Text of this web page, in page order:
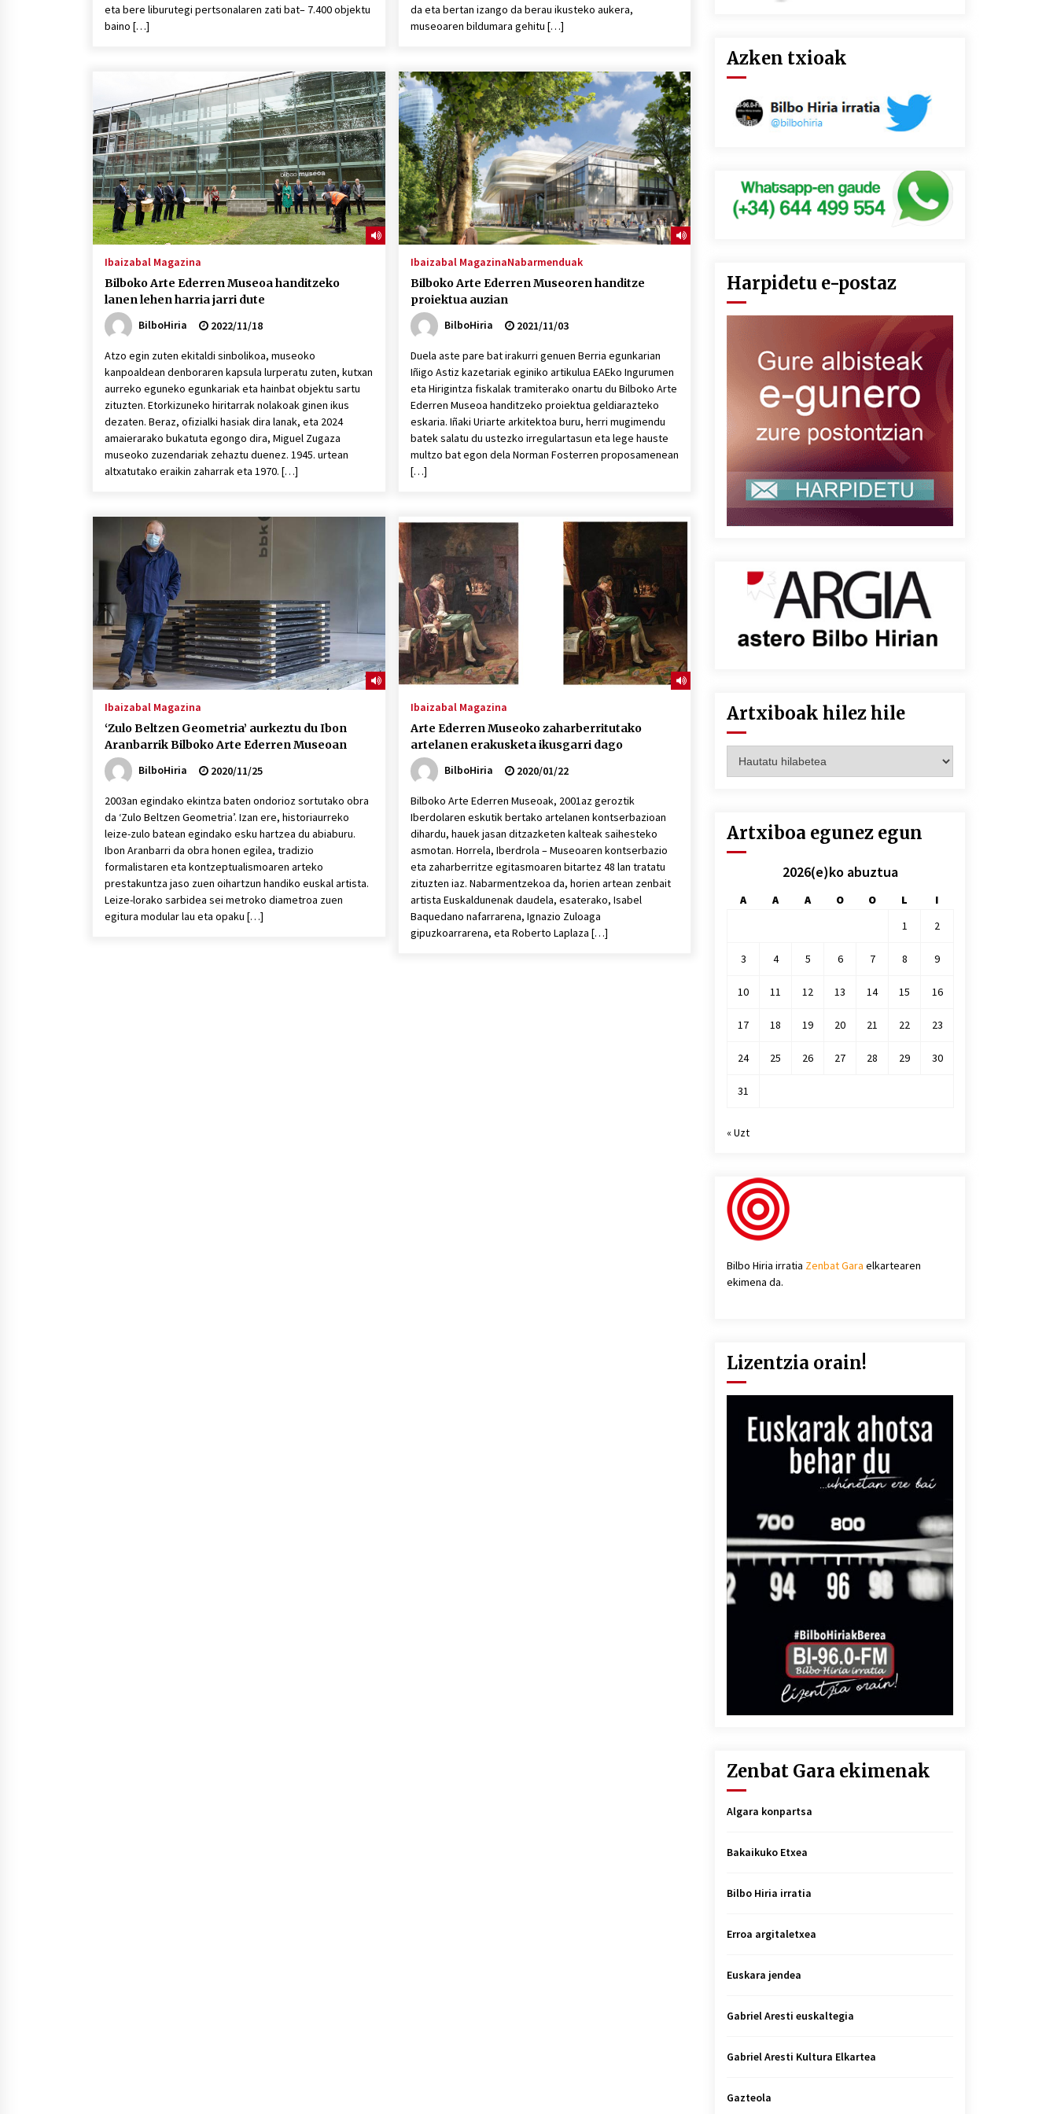
eta bere liburutegi pertsonalaren zati bat– 7.400 objektu
baino […]
da eta bertan izango da berau ikusteko aukera,
museoaren bildumara gehitu […]
Ibaizabal Magazina
Bilboko Arte Ederren Museoa handitzeko
lanen lehen harria jarri dute
BilboHiria
2022/11/18
Atzo egin zuten ekitaldi sinbolikoa, museoko
kanpoaldean denboraren kapsula lurperatu zuten, kutxan
aurreko eguneko egunkariak eta hainbat objektu sartu
zituzten. Etorkizuneko hiritarrak nolakoak ginen ikus
dezaten. Beraz, ofizialki hasiak dira lanak, eta 2024
amaierarako bukatuta egongo dira, Miguel Zugaza
museoko zuzendariak zehaztu duenez. 1945. urtean
altxatutako eraikin zaharrak eta 1970. […]
Ibaizabal MagazinaNabarmenduak
Bilboko Arte Ederren Museoren handitze
proiektua auzian
BilboHiria
2021/11/03
Duela aste pare bat irakurri genuen Berria egunkarian
Iñigo Astiz kazetariak eginiko artikulua EAEko Ingurumen
eta Hirigintza fiskalak tramiterako onartu du Bilboko Arte
Ederren Museoa handitzeko proiektua geldiarazteko
eskaria. Iñaki Uriarte arkitektoa buru, herri mugimendu
batek salatu du ustezko irregulartasun eta lege hauste
multzo bat egon dela Norman Fosterren proposamenean
[…]
Ibaizabal Magazina
‘Zulo Beltzen Geometria’ aurkeztu du Ibon
Aranbarrik Bilboko Arte Ederren Museoan
BilboHiria
2020/11/25
2003an egindako ekintza baten ondorioz sortutako obra
da ‘Zulo Beltzen Geometria’. Izan ere, historiaurreko
leize-zulo batean egindako esku hartzea du abiaburu.
Ibon Aranbarri da obra honen egilea, tradizio
formalistaren eta kontzeptualismoaren arteko
prestakuntza jaso zuen oihartzun handiko euskal artista.
Leize-lorako sarbidea sei metroko diametroa zuen
egitura modular lau eta opaku […]
Ibaizabal Magazina
Arte Ederren Museoko zaharberritutako
artelanen erakusketa ikusgarri dago
BilboHiria
2020/01/22
Bilboko Arte Ederren Museoak, 2001az geroztik
Iberdolaren eskutik bertako artelanen kontserbazioan
dihardu, hauek jasan ditzazketen kalteak saihesteko
asmotan. Horrela, Iberdrola – Museoaren kontserbazio
eta zaharberritze egitasmoaren bitartez 48 lan tratatu
zituzten iaz. Nabarmentzekoa da, horien artean zenbait
artista Euskaldunenak daudela, esaterako, Isabel
Baquedano nafarrarena, Ignazio Zuloaga
gipuzkoarrarena, eta Roberto Laplaza […]
Azken txioak
Harpidetu e-postaz
Artxiboak hilez hile
hilez
Artxiboa egunez egun
2026(e)ko abuztua
A A A O O L
I
1
2
3 4 5 6 7 8 9
10 11 12 13 14 15 16
17 18 19 20 21 22 23
24 25 26 27 28 29 30
31
« Uzt
Bilbo Hiria irratia Zenbat Gara elkartearen
ekimena da.
Lizentzia orain!
Zenbat Gara ekimenak
Algara konpartsa
Bakaikuko Etxea
Bilbo Hiria irratia
Erroa argitaletxea
Euskara jendea
Gabriel Aresti euskaltegia
Gabriel Aresti Kultura Elkartea
Gazteola